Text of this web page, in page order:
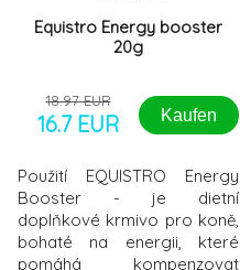
Equistro Energy booster
20g
18.97 EUR
16.7 EUR Kaufen
Použití EQUISTRO Energy
Booster - je dietní
doplňkové krmivo pro koně,
bohaté na energii, které
pomáhá kompenzovat